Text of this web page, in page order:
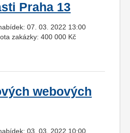
Praha 13
07. 03. 2022 13:00
zakázky: 400 000 Kč
webových
03. 03. 2022 10:00